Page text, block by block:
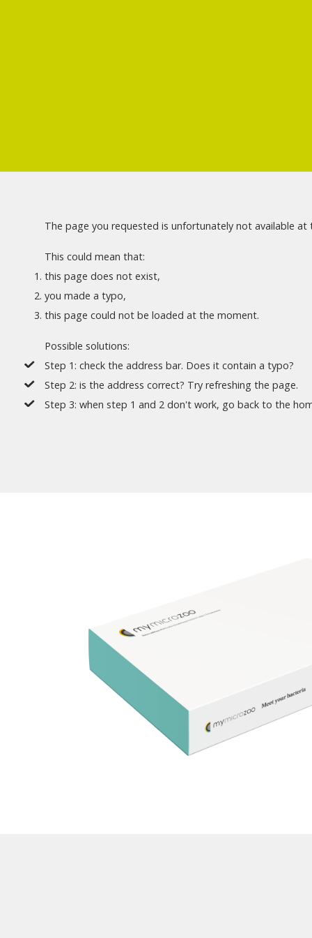
The page you requested is unfortunately not available at
This could mean that:
this page does not exist,
you made a typo,
this page could not be loaded at the moment.
Possible solutions:
Step 1: check the address bar. Does it contain a typo?
Step 2: is the address correct? Try refreshing the page.
Step 3: when step 1 and 2 don't work, go back to the